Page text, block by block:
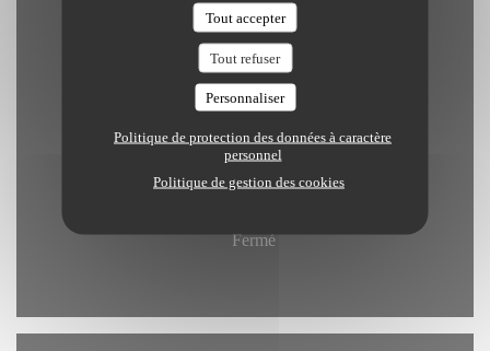
Tout accepter
Tout refuser
Personnaliser
Politique de protection des données à caractère
personnel
Politique de gestion des cookies
Jeudi
19h00 - 22h30
Ven-Sam
19h00 - 23h00
Fermé